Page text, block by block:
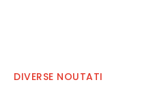
DIVERSE NOUTATI